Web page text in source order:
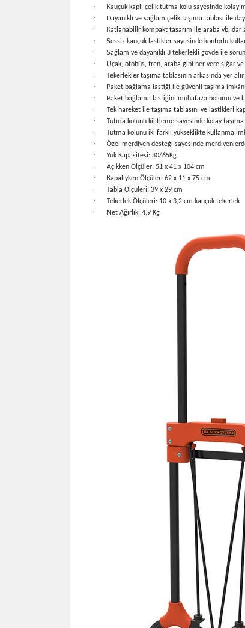
· Kauçuk kaplı çelik tutma kolu sayesinde kolay
· Dayanıklı ve sağlam çelik taşıma tablası ile
· Katlanabilir kompakt tasarım ile araba vb. dar
· Sessiz kauçuk lastikler sayesinde konforlu
· Sağlam ve dayanıklı 3 tekerlekli gövde ile
· Uçak, otobüs, tren, araba gibi her yere sığar
· Tekerlekler taşıma tablasının arkasında yer
· Paket bağlama lastiği ile güvenli taşıma
· Paket bağlama lastiğini muhafaza bölümü ve
· Tek hareket ile taşıma tablasını ve lastikleri
· Tutma kolunu kilitleme sayesinde kolay taşıma
· Tutma kolunu iki farklı yükseklikte kullanma
· Özel merdiven desteği sayesinde
· Yük Kapasitesi: 30/65Kg.
· Açıkken Ölçüler: 51 x 41 x 104 cm
· Kapalıyken Ölçüler: 62 x 11 x 75 cm
· Tabla Ölçüleri: 39 x 29 cm
· Tekerlek Ölçüleri: 10 x 3,2 cm kauçuk tekerlek
· Net Ağırlık: 4,9 Kg